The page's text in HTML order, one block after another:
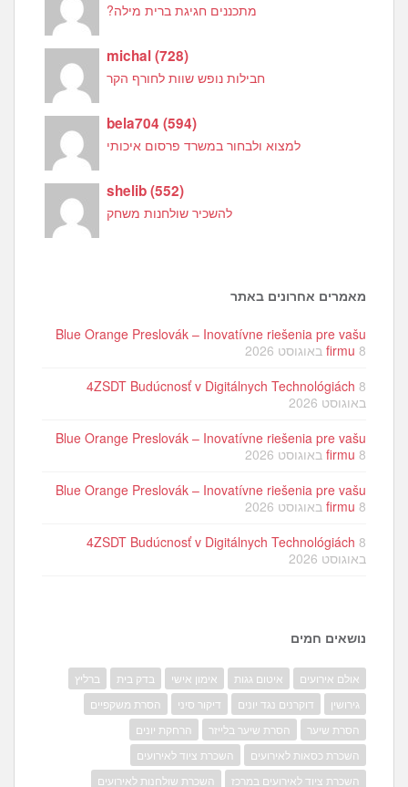
מתכננים חגיגת ברית מילה?
michal(728)
חבילות נופש שוות לחורף הקר
bela704(594)
למצוא ולבחור במשרד פרסום איכותי
shelib(552)
להשכיר שולחנות משחק
מאמרים אחרונים באתר
Blue Orange Preslovák – Inovatívne riešenia pre vašu
firmu 8 באוגוסט 2026
4ZSDT Budúcnosť v Digitálnych Technológiách 8
באוגוסט 2026
Blue Orange Preslovák – Inovatívne riešenia pre vašu
firmu 8 באוגוסט 2026
Blue Orange Preslovák – Inovatívne riešenia pre vašu
firmu 8 באוגוסט 2026
4ZSDT Budúcnosť v Digitálnych Technológiách 8
באוגוסט 2026
נושאים חמים
אולם אירועים איטום גגות אימון אישי בדק בית
ברליץ
גירושין
דוקרנים נגד יונים דיקור סיני
הסרת משקפיים
הסרת שיער
הסרת שיער בלייזר
הרחקת יונים
השכרת כסאות לאירועים
השכרת ציוד לאירועים
השכרת ציוד לאירועים במרכז
השכרת שולחנות לאירועים